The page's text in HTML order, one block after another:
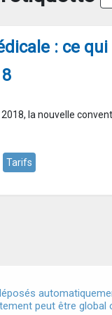
: ce
la nouvelle
Tarifs
peut être global